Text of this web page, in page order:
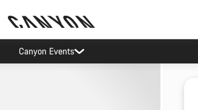
Canyon Events